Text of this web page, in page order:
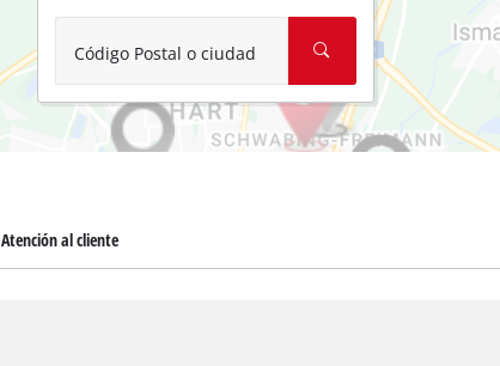
Aspirador de materiales húmedos y secos
Aspiradoras para cenizas
Más herramientas de limpieza
Hidrolavadoras
Código Postal o ciudad
Atención al cliente